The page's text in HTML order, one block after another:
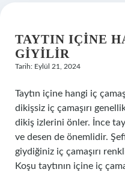
TAYTIN IÇINE
GIYILIR
Tarih: Eylül 21, 2024
Taytın içine hangi iç
dikişsiz iç çamaşırı
dikiş izlerini önler. İnce
ve desen de önemlidir.
giydiğiniz iç çamaşırı
Koşu taytının içine iç